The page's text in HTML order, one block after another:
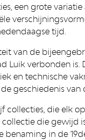
een grote
tijd.
van de
Luik verbonden
en technische
geschiedenis van
collecties, die elk
die gewijd
benaming in de